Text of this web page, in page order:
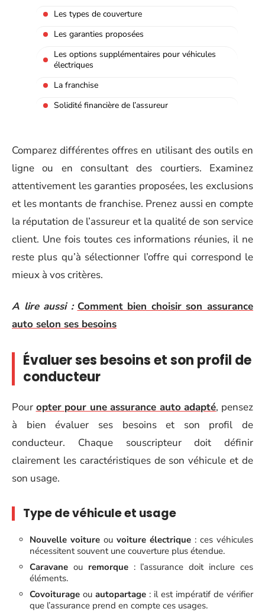
Les types de couverture
Les garanties proposées
Les options supplémentaires pour véhicules
électriques
La franchise
Solidité financière de l’assureur
Comparez différentes offres en utilisant des outils en
ligne ou en consultant des courtiers. Examinez
attentivement les garanties proposées, les exclusions
et les montants de franchise. Prenez aussi en compte
la réputation de l’assureur et la qualité de son service
client. Une fois toutes ces informations réunies, il ne
reste plus qu’à sélectionner l’offre qui correspond le
mieux à vos critères.
A lire aussi : Comment bien choisir son assurance
auto selon ses besoins
Évaluer ses besoins et son profil de
conducteur
Pour opter pour une assurance auto adapté, pensez
à bien évaluer ses besoins et son profil de
conducteur. Chaque souscripteur doit définir
clairement les caractéristiques de son véhicule et de
son usage.
Type de véhicule et usage
Nouvelle voiture ou voiture électrique : ces véhicules
nécessitent souvent une couverture plus étendue.
Caravane ou remorque: l’assurance doit inclure ces
éléments.
Covoiturage ou autopartage : il est impératif de vérifier
que l’assurance prend en compte ces usages.